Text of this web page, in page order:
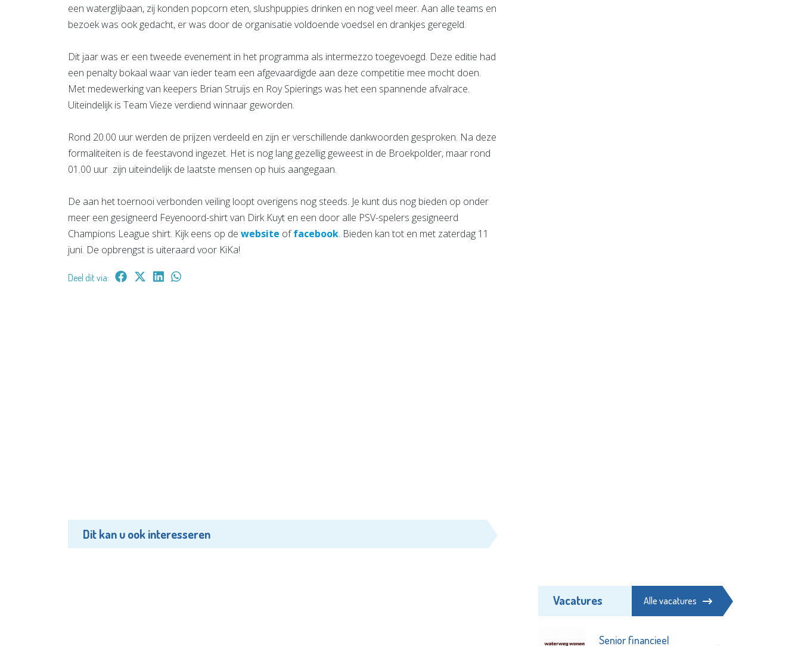
een waterglijbaan, zij konden popcorn eten, slushpuppies drinken en nog veel meer. Aan alle teams en
bezoek was ook gedacht, er was door de organisatie voldoende voedsel en drankjes geregeld.
Dit jaar was er een tweede evenement in het programma als intermezzo toegevoegd. Deze editie had
een penalty bokaal waar van ieder team een afgevaardigde aan deze competitie mee mocht doen.
Met medewerking van keepers Brian Struijs en Roy Spierings was het een spannende afvalrace.
Uiteindelijk is Team Vieze verdiend winnaar geworden.
Rond 20.00 uur werden de prijzen verdeeld en zijn er verschillende dankwoorden gesproken. Na deze
formaliteiten is de feestavond ingezet. Het is nog lang gezellig geweest in de Broekpolder, maar rond
01.00 uur zijn uiteindelijk de laatste mensen op huis aangegaan.
De aan het toernooi verbonden veiling loopt overigens nog steeds. Je kunt dus nog bieden op onder
meer een gesigneerd Feyenoord-shirt van Dirk Kuyt en een door alle PSV-spelers gesigneerd
Champions League shirt. Kijk eens op de website offacebook. Bieden kan tot en met zaterdag 11
juni. De opbrengst is uiteraard voor KiKa!
Deel dit via:
Dit kan u ook interesseren
Vacatures Alle vacatures
Senior financieel